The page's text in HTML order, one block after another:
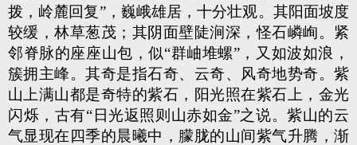
拨，岭麓回复”，巍峨雄居，十分壮观。其阳面坡度
较缓，林草葱茂；其阴面壁陡涧深，怪石嶙峋。紧
邻脊脉的座座山包，似“群岫堆螺”，又如波如浪，
簇拥主峰。其奇是指石奇、云奇、风奇地势奇。紫
山上满山都是奇特的紫石，阳光照在紫石上，金光
闪烁，古有“日光返照则山赤如金”之说。紫山的云
气显现在四季的晨曦中，朦胧的山间紫气升腾，渐